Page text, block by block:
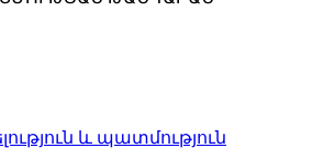
և պատմություն